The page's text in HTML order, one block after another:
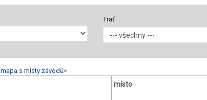
Trať
mapa s místy závodů<
místo